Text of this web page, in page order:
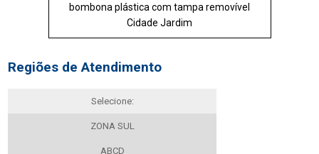
bombona plástica com tampa removível
Cidade Jardim
Regiões de Atendimento
Selecione:
ZONA SUL
ABCD